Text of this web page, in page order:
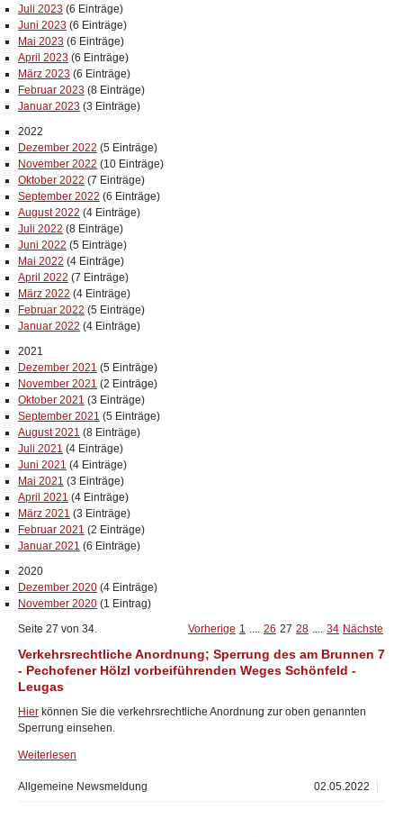
Juli 2023 (6 Einträge)
Juni 2023 (6 Einträge)
Mai 2023 (6 Einträge)
April 2023 (6 Einträge)
März 2023 (6 Einträge)
Februar 2023 (8 Einträge)
Januar 2023 (3 Einträge)
2022
Dezember 2022 (5 Einträge)
November 2022 (10 Einträge)
Oktober 2022 (7 Einträge)
September 2022 (6 Einträge)
August 2022 (4 Einträge)
Juli 2022 (8 Einträge)
Juni 2022 (5 Einträge)
Mai 2022 (4 Einträge)
April 2022 (7 Einträge)
März 2022 (4 Einträge)
Februar 2022 (5 Einträge)
Januar 2022 (4 Einträge)
2021
Dezember 2021 (5 Einträge)
November 2021 (2 Einträge)
Oktober 2021 (3 Einträge)
September 2021 (5 Einträge)
August 2021 (8 Einträge)
Juli 2021 (4 Einträge)
Juni 2021 (4 Einträge)
Mai 2021 (3 Einträge)
April 2021 (4 Einträge)
März 2021 (3 Einträge)
Februar 2021 (2 Einträge)
Januar 2021 (6 Einträge)
2020
Dezember 2020 (4 Einträge)
November 2020 (1 Eintrag)
Seite 27 von 34.
Vorherige 1 .... 26 27 28 .... 34 Nächste
Verkehrsrechtliche Anordnung; Sperrung des am Brunnen 7
- Pechofener Hölzl vorbeiführenden Weges Schönfeld -
Leugas
Hier können Sie die verkehrsrechtliche Anordnung zur oben genannten
Sperrung einsehen.
Weiterlesen
02.05.2022
Allgemeine Newsmeldung